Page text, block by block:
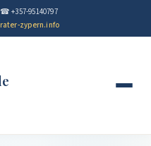
☎ +357-95140797
zypern.info